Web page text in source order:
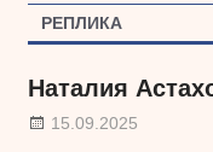
РЕПЛИКА
Наталия
15.09.2025